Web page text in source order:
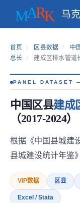
马
首页 / 区县数据 / 中
总长
/ 建成区排水管道
PANEL DATASET —
中国区县建成
（2017-2024）
根据《中国县城建
县城建设统计年鉴
VIP数据 区县
Excel / Stata